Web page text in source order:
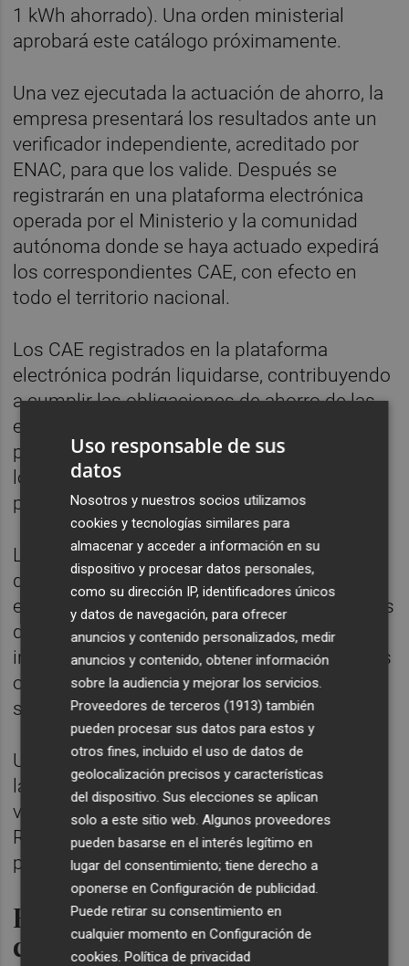
1 kWh ahorrado). Una orden ministerial
aprobará este catálogo próximamente.
Una vez ejecutada la actuación de ahorro, la
empresa presentará los resultados ante un
verificador independiente, acreditado por
ENAC, para que los valide. Después se
registrarán en una plataforma electrónica
operada por el Ministerio y la comunidad
autónoma donde se haya actuado expedirá
los correspondientes CAE, con efecto en
todo el territorio nacional.
Los CAE registrados en la plataforma
electrónica podrán liquidarse, contribuyendo
a cumplir las obligaciones de ahorro de las
empresas, o podrán comercializarse,
permitiendo que otras empresas obligadas
los adquieran y procedan a su liquidación
para cumplir con sus obligaciones.
Los sujetos obligados podrán operar
directamente o contratar los servicios de
empresas acreditadas, denominadas sujetos
delegados. La plataforma permitirá
inventariar a todos estos agentes y trazar las
operaciones realizadas con los CAE durante
sus tres años de vigencia.
Una orden ministerial en tramitación detalla
las figuras del sujeto delegado, del
verificador del ahorro de energía y del
Registro Nacional de CAE, alojado en la
plataforma informática.
Rebaja la factura de los
consumidores
Uso responsable de sus
datos
Nosotros y nuestros socios utilizamos
cookies y tecnologías similares para
almacenar y acceder a información en su
dispositivo y procesar datos personales,
como su dirección IP, identificadores únicos
y datos de navegación, para ofrecer
anuncios y contenido personalizados, medir
anuncios y contenido, obtener información
sobre la audiencia y mejorar los servicios.
Proveedores de terceros (1913) también
pueden procesar sus datos para estos y
otros fines, incluido el uso de datos de
geolocalización precisos y características
del dispositivo. Sus elecciones se aplican
solo a este sitio web. Algunos proveedores
pueden basarse en el interés legítimo en
lugar del consentimiento; tiene derecho a
oponerse enConfiguración de publicidad.
Puede retirar su consentimiento en
cualquier momento enConfiguración de
cookies.Política de privacidad